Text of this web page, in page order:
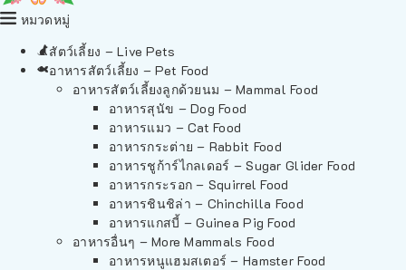
หมวดหมู่
สัตว์เลี้ยง – Live Pets
อาหารสัตว์เลี้ยง – Pet Food
อาหารสัตว์เลี้ยงลูกด้วยนม – Mammal Food
อาหารสุนัข – Dog Food
อาหารแมว – Cat Food
อาหารกระต่าย – Rabbit Food
อาหารชูก้าร์ไกลเดอร์ – Sugar Glider Food
อาหารกระรอก – Squirrel Food
อาหารชินชิล่า – Chinchilla Food
อาหารแกสบี้ – Guinea Pig Food
อาหารอื่นๆ – More Mammals Food
อาหารหนูแฮมสเตอร์ – Hamster Food